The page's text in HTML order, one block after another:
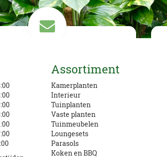
info@eurofleur.nlAssortiment
Kamerplanten
Interieur
Tuinplanten
Vaste planten
Tuinmeubelen
Loungesets
Parasols
Koken en BBQ